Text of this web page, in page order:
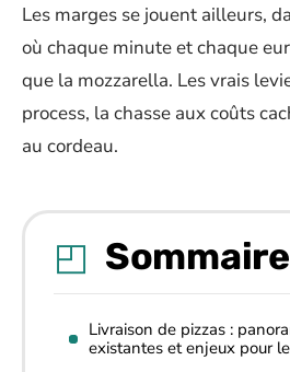
Les marges se jouent ailleurs,
où chaque minute et chaque
que la mozzarella. Les vrais
process, la chasse aux coûts
au cordeau.
Sommaire
Livraison de pizzas :
existantes et enjeux pour